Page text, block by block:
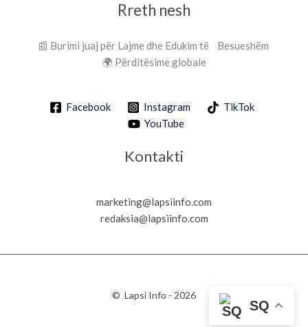
Rreth nesh
📰 Burimi juaj për Lajme dhe Edukim të Besueshëm
🌍 Përditësime globale
Facebook Instagram
TikTok
YouTube
Kontakti
marketing@lapsiinfo.com
redaksia@lapsiinfo.com
© Lapsi Info - 2026
SQ